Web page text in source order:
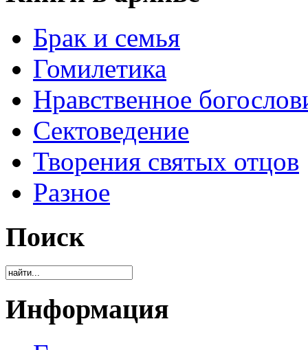
Брак и семья
Гомилетика
Нравственное
Сектоведение
Творения святых отцов
Разное
Поиск
Информация